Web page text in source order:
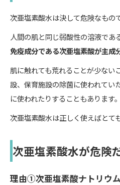
次亜塩素酸水は決して危険なもの
人間の肌と同じ弱酸性の溶液であ
免疫成分である次亜塩素酸が主成
肌に触れても荒れることが少ない
設、保育施設の除菌に使われてい
に使われたりすることもあります。
次亜塩素酸水は正しく使えばとて
次亜塩素酸水が危険
理由①次亜塩素酸ナトリウ